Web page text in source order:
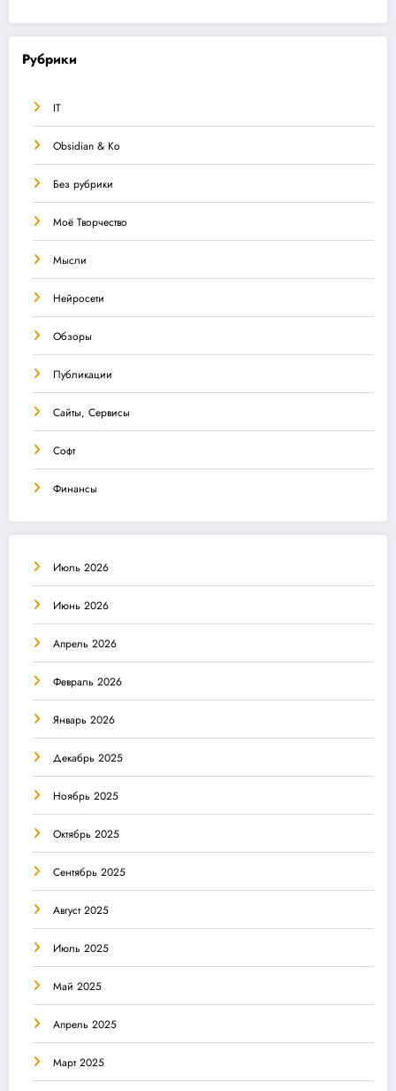
Рубрики
IT
Obsidian & Ко
Без рубрики
Моё Творчество
Мысли
Нейросети
Обзоры
Публикации
Сайты, Сервисы
Софт
Финансы
Июль 2026
Июнь 2026
Апрель 2026
Февраль 2026
Январь 2026
Декабрь 2025
Ноябрь 2025
Октябрь 2025
Сентябрь 2025
Август 2025
Июль 2025
Май 2025
Апрель 2025
Март 2025